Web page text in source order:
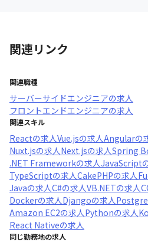
関連リンク
関連職種
サーバーサイドエンジニアの求人
フロントエンドエンジニアの求人
関連スキル
Reactの求人Vue.jsの求人Angularの
Nuxt.jsの求人Next.jsの求人Spring
.NET Frameworkの求人JavaScript
TypeScriptの求人CakePHPの求人
Javaの求人C#の求人VB.NETの求人
Dockerの求人Djangoの求人
Amazon EC2の求人Pythonの求人
React Nativeの求人
同じ勤務地の求人